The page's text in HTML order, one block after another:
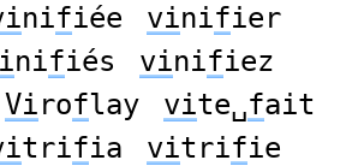
nifiée vinifier
nifiés vinifiez
Viroflay vite␣fait
trifia vitrifie